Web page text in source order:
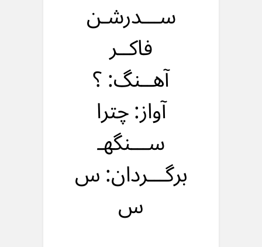
ســـدرشـن
فاکــر
آهــنگ: ؟
آواز: چترا
ســـنگهـ
برگـــردان: س
س